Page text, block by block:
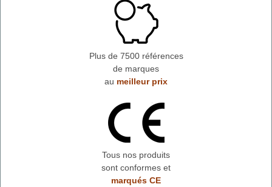
Plus de 7500 références
de marques
au meilleur prix
Tous nos produits
sont conformes et
marqués CE